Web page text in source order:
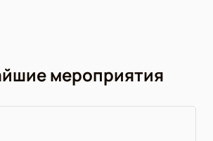
мероприятия